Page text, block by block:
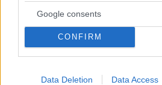
Google consents
CONFIRM
Data Deletion Data Access
Cut The Rope